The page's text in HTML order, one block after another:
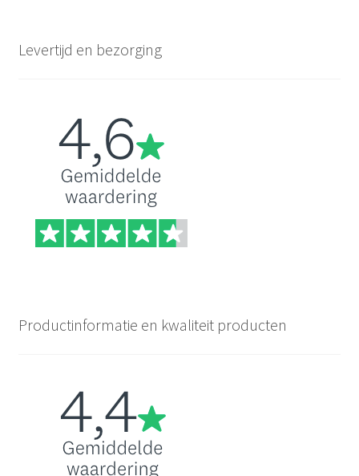
Levertijd en bezorging
Productinformatie en kwaliteit producten